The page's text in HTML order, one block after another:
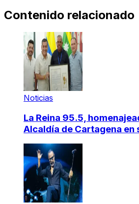
Contenido relacionado
Noticias
La Reina 95.5,
Alcaldía de Cartagena en